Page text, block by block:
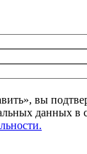
вы
данных в